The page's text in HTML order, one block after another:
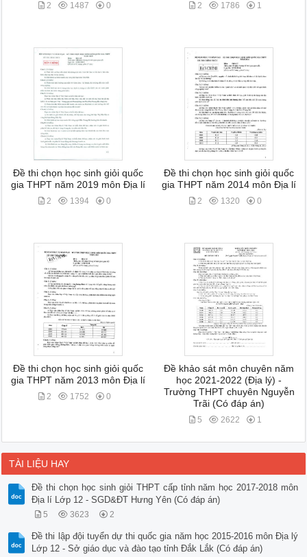
2 1487 0 2 1786 1
Đề thi chọn học sinh giỏi quốc
gia THPT năm 2019 môn Địa lí
2 1394 0
Đề thi chọn học sinh giỏi quốc
gia THPT năm 2014 môn Địa lí
2 1320 0
Đề thi chọn học sinh giỏi quốc
gia THPT năm 2013 môn Địa lí
2 1752 0
Đề khảo sát môn chuyên năm
học 2021-2022 (Địa lý) -
Trường THPT chuyên Nguyễn
Trãi (Có đáp án)
5 2622 1
TÀI LIỆU HAY
Đề thi chọn học sinh giỏi THPT cấp tỉnh năm học 2017-2018 môn
Địa lí Lớp 12 - SGD&ĐT Hưng Yên (Có đáp án)
5 3623 2
Đề thi lập đội tuyển dự thi quốc gia năm học 2015-2016 môn Địa lý
Lớp 12 - Sở giáo dục và đào tạo tỉnh Đắk Lắk (Có đáp án)